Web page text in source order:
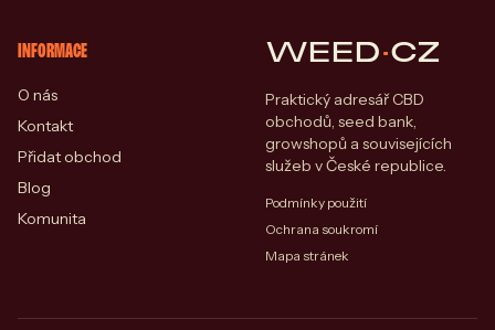
INFORMACE
O nás
Kontakt
Přidat obchod
Blog
Komunita
WEED·CZ
Praktický adresář CBD
obchodů, seed bank,
growshopů a souvisejících
služeb v České republice.
Podmínky použití
Ochrana soukromí
Mapa stránek